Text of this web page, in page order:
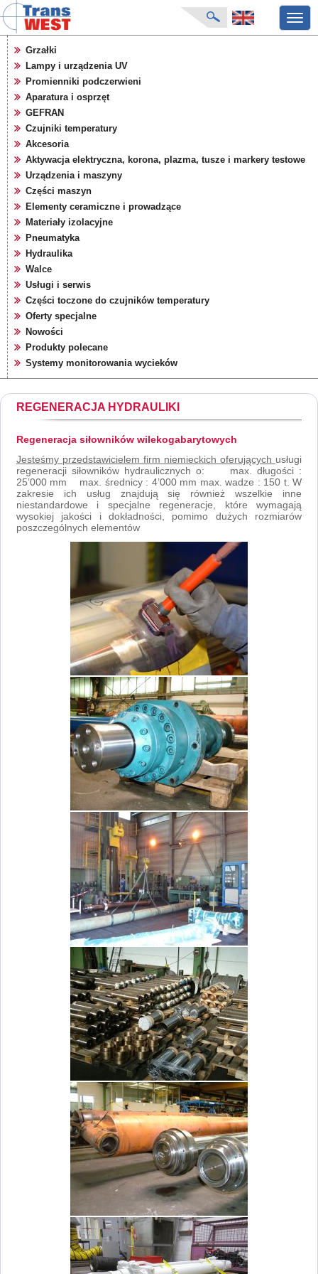
strona główna
aktualności
o firmie
katalog produktów
producenci
karty zapytań
pliki do pobrania
targi
Grzałki
Lampy i urządzenia UV
Promienniki podczerwieni
Aparatura i osprzęt
GEFRAN
Czujniki temperatury
Akcesoria
Aktywacja elektryczna, korona, plazma, tusze i markery testowe
Urządzenia i maszyny
Części maszyn
Elementy ceramiczne i prowadzące
Materiały izolacyjne
Pneumatyka
Hydraulika
Walce
Usługi i serwis
Części toczone do czujników temperatury
Oferty specjalne
Nowości
Produkty polecane
Systemy monitorowania wycieków
REGENERACJA HYDRAULIKI
Regeneracja siłowników wilekogabarytowych
Jesteśmy przedstawicielem firm niemieckich oferujących usługi
regeneracji siłowników hydraulicznych o: max. długości :
25’000 mm max. średnicy : 4’000 mm max. wadze : 150 t. W
zakresie ich usług znajdują się również wszelkie inne
niestandardowe i specjalne regeneracje, które wymagają
wysokiej jakości i dokładności, pomimo dużych rozmiarów
poszczególnych elementów